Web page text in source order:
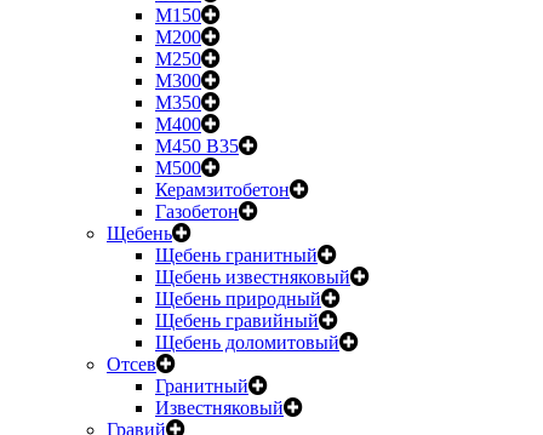
М150
М200
М250
М300
М350
М400
М450 B35
М500
Керамзитобетон
Газобетон
Щебень
Щебень гранитный
Щебень известняковый
Щебень природный
Щебень гравийный
Щебень доломитовый
Отсев
Гранитный
Известняковый
Гравий